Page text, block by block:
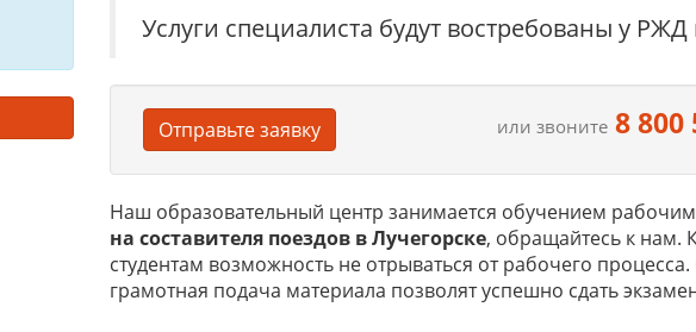
Услуги специалиста будут востребованы у
Отправьте заявку или звоните 8 800
Наш образовательный центр занимается обучением
на составителя поездов в Лучегорске, обращайтесь к нам.
студентам возможность не отрываться от рабочего
грамотная подача материала позволят успешно сдать